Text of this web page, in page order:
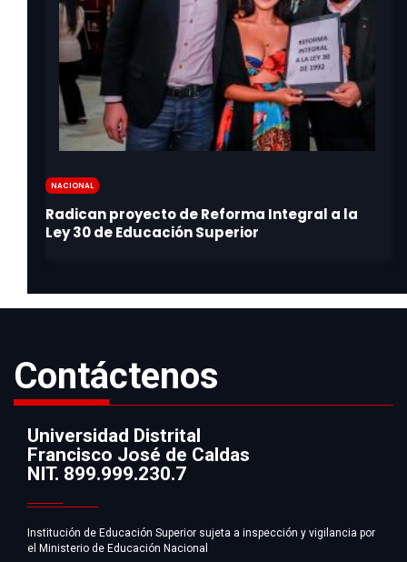
Nacional
Contáctenos
Información
Universidad Distrital
Francisco José de Caldas
NIT. 899.999.230.7
Institución de Educación Superior sujeta a inspección y vigilancia por
el Ministerio de Educación Nacional